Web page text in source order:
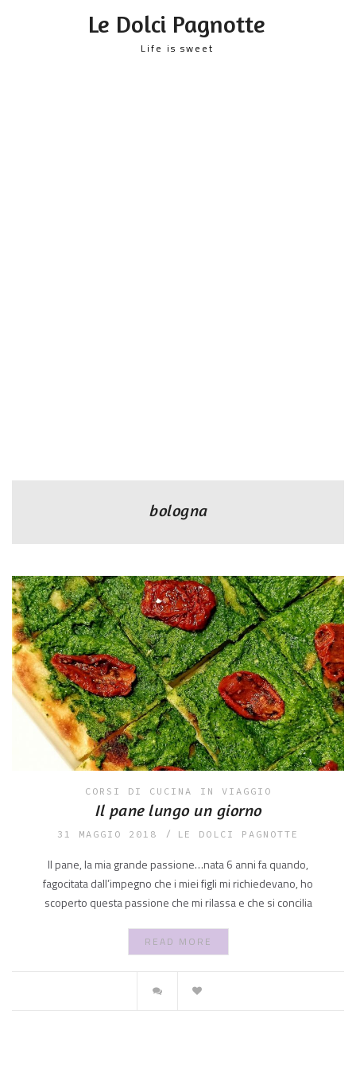
Le Dolci Pagnotte
Life is sweet
bologna
CORSI DI CUCINA IN VIAGGIO
Il pane lungo un giorno
31 MAGGIO 2018 LE DOLCI PAGNOTTE
Il pane, la mia grande passione…nata 6 anni fa quando,
fagocitata dall’impegno che i miei figli mi richiedevano, ho
scoperto questa passione che mi rilassa e che si concilia
READ MORE